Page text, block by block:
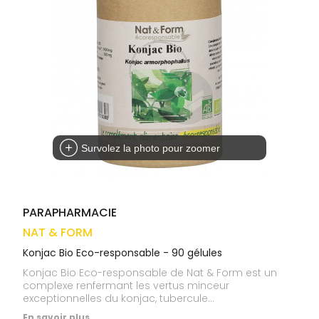
Solaire
Visage
VOS
LIGNE
Survolez la photo pour zoomer
PARAPHARMACIE
NAT & FORM
Konjac Bio Eco-responsable - 90 gélules
Konjac Bio Eco-responsable de Nat & Form est un
complexe renfermant les vertus minceur
exceptionnelles du konjac, tubercule
réputé.Traditionnellement cultivée en Chine ou au